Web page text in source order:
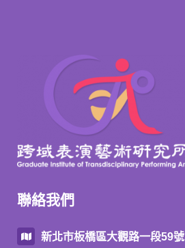
聯絡我們
新北市板橋區大觀路一段59號